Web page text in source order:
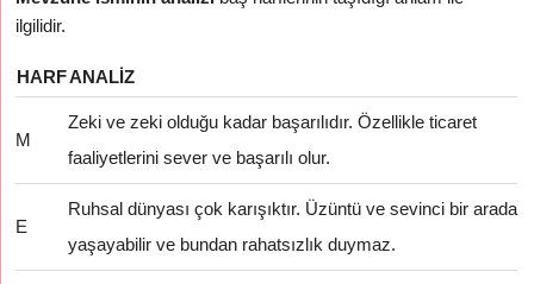
ilgilidir.
HARFANALIZ
M
Zeki ve zeki olduğu kadar başarılıdır. Özellikle ticaret
faaliyetlerini sever ve başarılı olur.
E
Ruhsal dünyası çok karışıktır. Üzüntü ve sevinci bir arada
yaşayabilir ve bundan rahatsızlık duymaz.